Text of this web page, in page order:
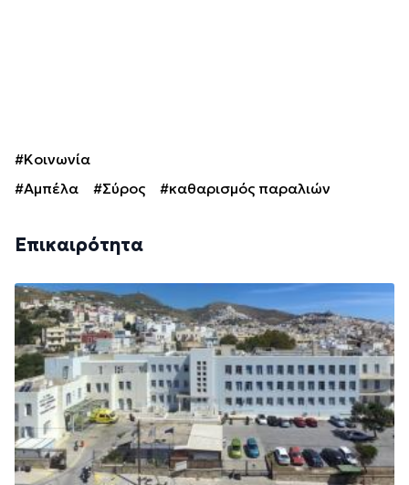
#Κοινωνία
#Αμπέλα
#Σύρος #καθαρισμός παραλιών
Επικαιρότητα